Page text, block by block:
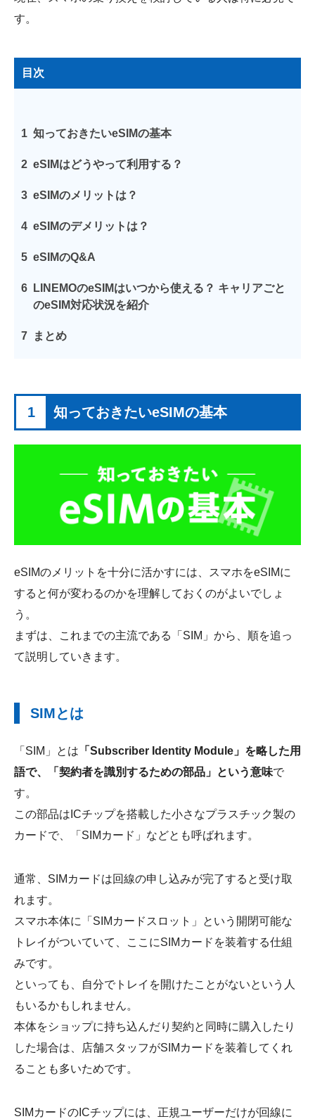
す。
目次
1 知っておきたいeSIMの基本
2 eSIMはどうやって利用する？
3 eSIMのメリットは？
4 eSIMのデメリットは？
5 eSIMのQ&A
6
LINEMOのeSIMはいつから使える？ キャリアごと
のeSIM対応状況を紹介
7 まとめ
1 知っておきたいeSIMの基本
eSIMのメリットを十分に活かすには、スマホをeSIMに
すると何が変わるのかを理解しておくのがよいでしょ
う。
まずは、これまでの主流である「SIM」から、順を追っ
て説明していきます。
SIMとは
「SIM」とは 「Subscriber Identity Module」を略した用
語で、「契約者を識別するための部品」という意味で
す。
この部品はICチップを搭載した小さなプラスチック製の
カードで、「SIMカード」などとも呼ばれます。
通常、SIMカードは回線の申し込みが完了すると受け取
れます。
スマホ本体に「SIMカードスロット」という開閉可能な
トレイがついていて、ここにSIMカードを装着する仕組
みです。
といっても、自分でトレイを開けたことがないという人
もいるかもしれません。
本体をショップに持ち込んだり契約と同時に購入したり
した場合は、店舗スタッフがSIMカードを装着してくれ
ることも多いためです。
SIMカードのICチップには、正規ユーザーだけが回線に